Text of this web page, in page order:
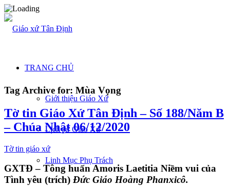
TRANG CHỦ
Giới thiệu Giáo Xứ
Lịch sử Giáo Xứ
Linh Mục Phụ Trách
Tag Archive for: Mùa Vọng
Tờ tin Giáo Xứ Tân Định – Số 188/Năm B
– Chúa Nhật 06/12/2020
Tờ tin giáo xứ
GXTĐ – Tông huấn Amoris Laetitia Niềm vui của
Tình yêu (trích) Đức Giáo Hoàng Phanxicô.